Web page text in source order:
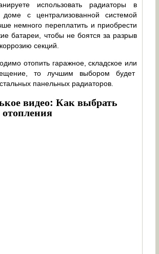
использовать радиаторы в
доме с централизованной системой
немного переплатить и приобрести
батареи, чтобы не боятся за разрыв
секций.
отопить гаражное, складское или
то лучшим выбором будет
панельных радиаторов.
видео: Как выбрать